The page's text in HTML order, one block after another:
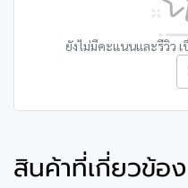
ยังไม่มีคะแนนและรีวิว
สินค้าที่เกี่ยวข้อง